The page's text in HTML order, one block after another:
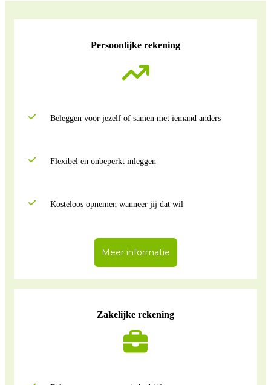
Persoonlijke rekening
Beleggen voor jezelf of samen met iemand anders
Flexibel en onbeperkt inleggen
Kosteloos opnemen wanneer jij dat wil
Meer informatie
Zakelijke rekening